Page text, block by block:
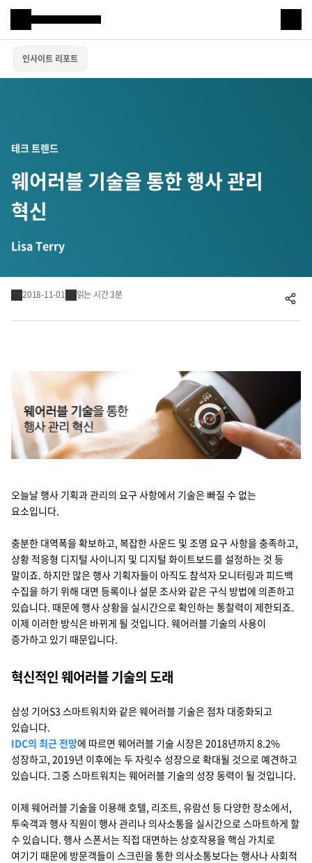
Samsung SDS
인사이트 리포트
IT서비스
디지털 혁신
물류 서비스
인사이트
인사이트 리포트
리소스
회사정보
회사소개
투자정보
지속가능경영
뉴스룸
채용
지원
고객 지원
파트너 지원
테크 트렌드
웨어러블 기술을 통한 행사 관리
혁신
Lisa Terry
2018-11-01
읽는 시간 3분
공유하기
오늘날 행사 기획과 관리의 요구 사항에서 기술은 빠질 수 없는
요소입니다.
충분한 대역폭을 확보하고, 복잡한 사운드 및 조명 요구 사항을 충족하고,
상황 적응형 디지털 사이니지 및 디지털 화이트보드를 설정하는 것 등
말이죠. 하지만 많은 행사 기획자들이 아직도 참석자 모니터링과 피드백
수집을 하기 위해 대면 등록이나 설문 조사와 같은 구식 방법에 의존하고
있습니다. 때문에 행사 상황을 실시간으로 확인하는 통찰력이 제한되죠.
이제 이러한 방식은 바뀌게 될 것입니다. 웨어러블 기술의 사용이
증가하고 있기 때문입니다.
혁신적인 웨어러블 기술의 도래
삼성 기어S3 스마트워치와 같은 웨어러블 기술은 점차 대중화되고
있습니다.
IDC의 최근 전망에 따르면 웨어러블 기술 시장은 2018년까지 8.2%
성장하고, 2019년 이후에는 두 자릿수 성장으로 확대될 것으로 예견하고
있습니다. 그중 스마트워치는 웨어러블 기술의 성장 동력이 될 것입니다.
이제 웨어러블 기술을 이용해 호텔, 리조트, 유람선 등 다양한 장소에서,
투숙객과 행사 직원이 행사 관리나 의사소통을 실시간으로 스마트하게 할
수 있습니다. 행사 스폰서는 직접 대면하는 상호작용을 핵심 가치로
여기기 때문에 방문객들이 스크린을 통한 의사소통보다는 행사나 사회적